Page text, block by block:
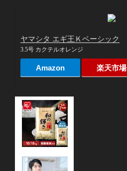
ヤマシタ エギ王Ｋベーシック
3.5号 カクテルオレンジ
Amazon 楽天市場